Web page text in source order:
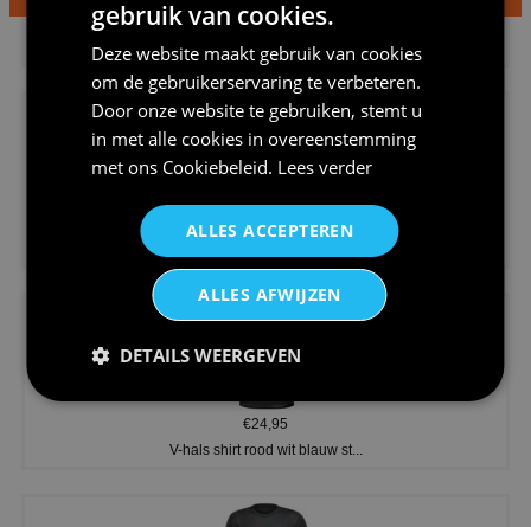
€24,95
Dames v hals t-shirt prinses v...
€24,95
€24,95
V-hals shirt rood wit blauw st...
gebruik van cookies.
Deze website maakt gebruik van cookies
om de gebruikerservaring te verbeteren.
Door onze website te gebruiken, stemt u
in met alle cookies in overeenstemming
met ons Cookiebeleid. Lees verder
ALLES ACCEPTEREN
ALLES AFWIJZEN
DETAILS WEERGEVEN